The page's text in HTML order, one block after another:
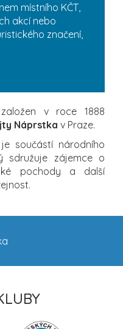
místního KČT,
akcí nebo
značení,
v roce 1888
Náprstka v Praze.
je součástí národního
sdružuje zájemce o
pochody a další